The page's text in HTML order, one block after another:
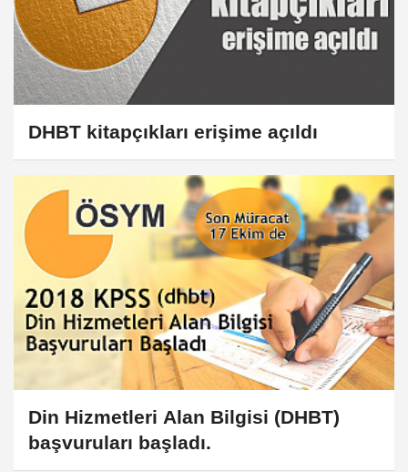
DHBT kitapçıkları erişime açıldı
Din Hizmetleri Alan Bilgisi (DHBT)
başvuruları başladı.